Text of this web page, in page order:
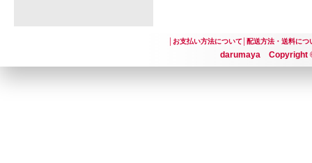
お支払い方法について│ 配送方法・送料につ
darumaya Copyright